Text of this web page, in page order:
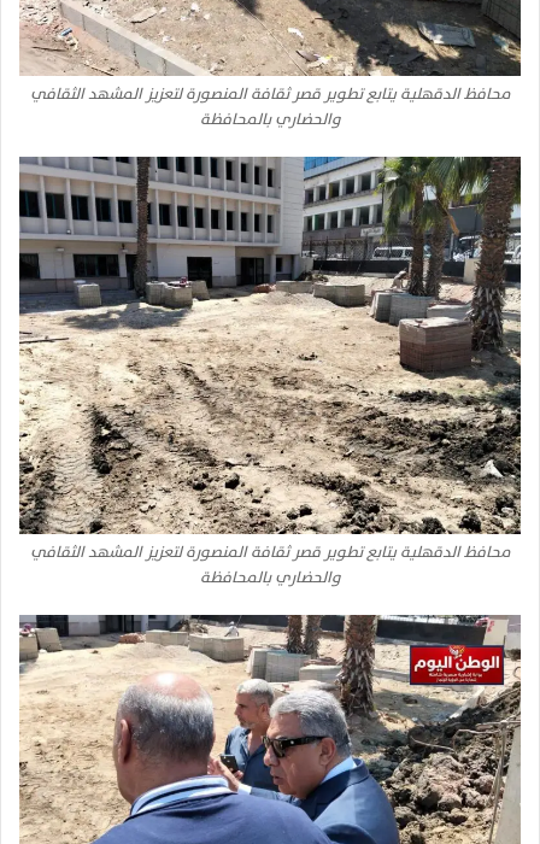
محافظ الدقهلية يتابع تطوير قصر ثقافة المنصورة لتعزيز المشهد الثقافي
والحضاري بالمحافظة
محافظ الدقهلية يتابع تطوير قصر ثقافة المنصورة لتعزيز المشهد الثقافي
والحضاري بالمحافظة